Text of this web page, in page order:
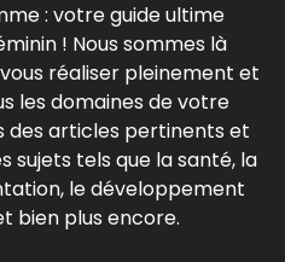
: votre guide ultime
! Nous sommes là
réaliser pleinement et
les domaines de votre
des articles pertinents et
sujets tels que la santé, la
le développement
bien plus encore.